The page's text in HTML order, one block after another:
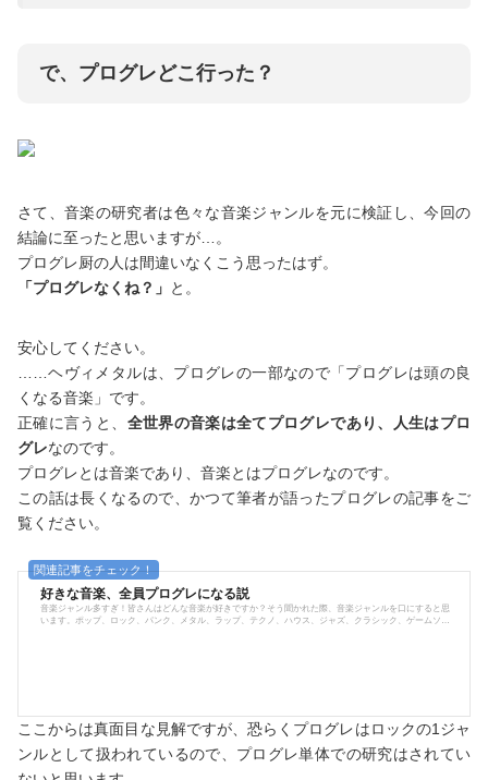
で、プログレどこ行った？
さて、音楽の研究者は色々な音楽ジャンルを元に検証し、今回の
結論に至ったと思いますが…。
プログレ厨の人は間違いなくこう思ったはず。
「プログレなくね？」 と。
安心してください。
……ヘヴィメタルは、プログレの一部なので「プログレは頭の良
くなる音楽」です。
正確に言うと、 全世界の音楽は全てプログレであり、人生はプロ
グレなのです。
プログレとは音楽であり、音楽とはプログレなのです。
この話は長くなるので、かつて筆者が語ったプログレの記事をご
覧ください。
好きな音楽、全員プログレになる説
音楽ジャンル多すぎ！皆さんはどんな音楽が好きですか？そう聞かれた際、音楽ジャンルを口にすると思
います。ポップ、ロック、パンク、メタル、ラップ、テクノ、ハウス、ジャズ、クラシック、ゲームソン
ここからは真面目な見解ですが、恐らくプログレはロックの1ジャ
ンルとして扱われているので、プログレ単体での研究はされてい